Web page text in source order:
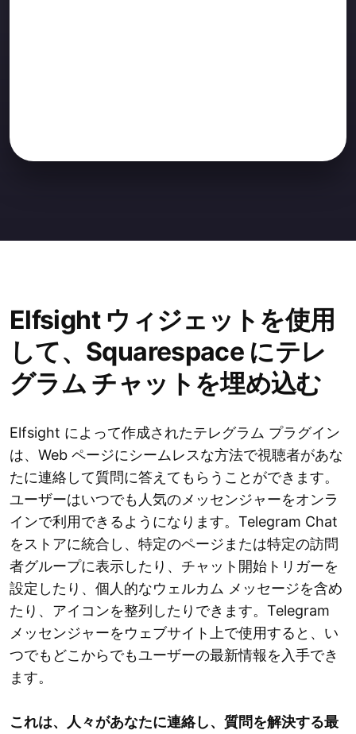
Elfsight ウィジェットを使用
して、Squarespace にテレ
グラム チャットを埋め込む
Elfsight によって作成されたテレグラム プラグイン
は、Web ページにシームレスな方法で視聴者があな
たに連絡して質問に答えてもらうことができます。
ユーザーはいつでも人気のメッセンジャーをオンラ
インで利用できるようになります。Telegram Chat
をストアに統合し、特定のページまたは特定の訪問
者グループに表示したり、チャット開始トリガーを
設定したり、個人的なウェルカム メッセージを含め
たり、アイコンを整列したりできます。Telegram
メッセンジャーをウェブサイト上で使用すると、い
つでもどこからでもユーザーの最新情報を入手でき
ます。
これは、人々があなたに連絡し、質問を解決する最